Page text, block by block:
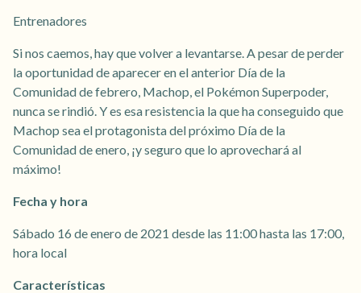
Entrenadores
Si nos caemos, hay que volver a levantarse. A pesar de perder
la oportunidad de aparecer en el anterior Día de la
Comunidad de febrero, Machop, el Pokémon Superpoder,
nunca se rindió. Y es esa resistencia la que ha conseguido que
Machop sea el protagonista del próximo Día de la
Comunidad de enero, ¡y seguro que lo aprovechará al
máximo!
Fecha y hora
Sábado 16 de enero de 2021 desde las 11:00 hasta las 17:00,
hora local
Características